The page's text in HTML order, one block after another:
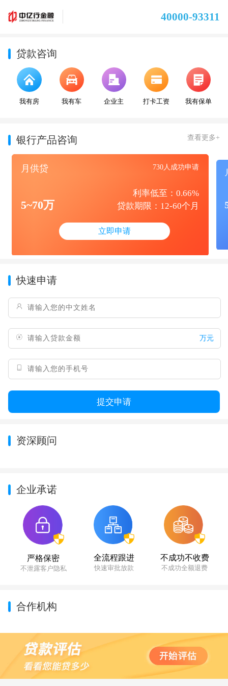
40000-93311
贷款咨询
我有房 我有车 企业主 打卡工资 我有保单
银行产品咨询 查看更多+
月供贷 730人成功申请
5~70万
利率低至：0.66%
贷款期限：12-60个月
立即申请
快速申请
万元
提交申请
资深顾问
企业承诺
严格保密
不泄露客户隐私
全流程跟进
快速审批放款
不成功不收费
不成功全额退费
合作机构